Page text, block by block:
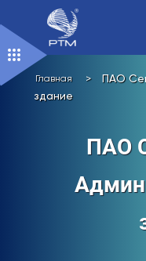
к
содержимому
Главная >
ПАО
здание
ПАО